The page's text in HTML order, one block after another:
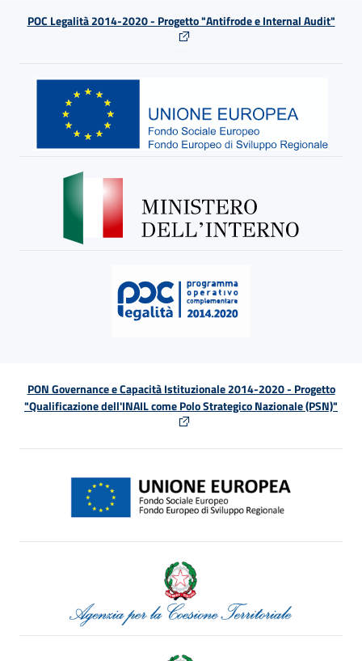
POC Legalità 2014-2020 - Progetto "Antifrode e Internal Audit"
PON Governance e Capacità Istituzionale 2014-2020 - Progetto
"Qualificazione dell'INAIL come Polo Strategico Nazionale (PSN)"